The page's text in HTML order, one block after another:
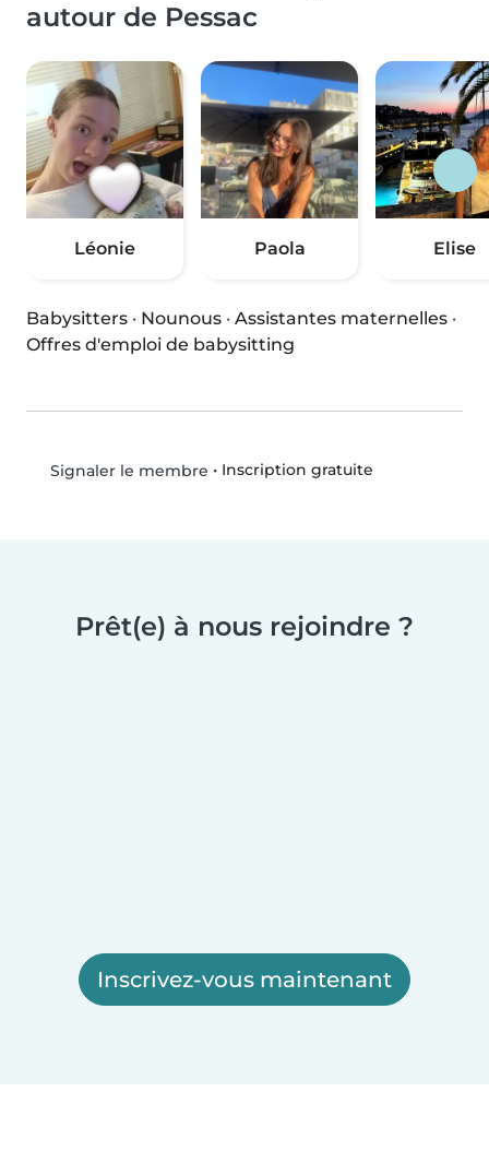
autour de Pessac
Léonie Paola Elise
Babysitters · Nounous · Assistantes maternelles ·
Offres d'emploi de babysitting
Signaler le membre • Inscription gratuite
Prêt(e) à nous rejoindre ?
Inscrivez-vous maintenant